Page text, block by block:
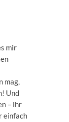
mir
mag,
Und
– ihr
einfach